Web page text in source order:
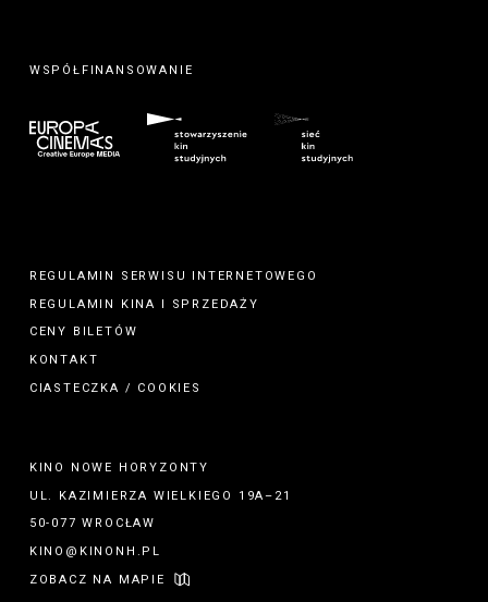
WSPÓŁFINANSOWANIE
REGULAMIN SERWISU INTERNETOWEGO
REGULAMIN KINA I
SPRZEDAŻY
CENY BILETÓW
KONTAKT
CIASTECZKA / COOKIES
KINO NOWE HORYZONTY
UL. KAZIMIERZA WIELKIEGO 19A–21
50-077 WROCŁAW
KINO@KINONH.PL
ZOBACZ NA MAPIE